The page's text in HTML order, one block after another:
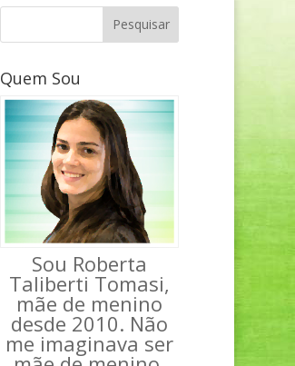
Quem Sou
Sou Roberta
Taliberti Tomasi,
mãe de menino
desde 2010. Não
me imaginava ser